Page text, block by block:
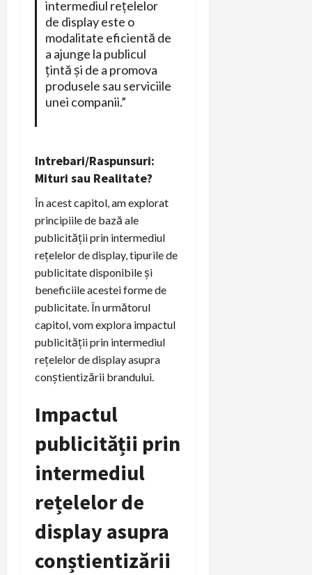
intermediul rețelelor
de display este o
modalitate eficientă de
a ajunge la publicul
țintă și de a promova
produsele sau serviciile
unei companii.”
Intrebari/Raspunsuri:
Mituri sau Realitate?
În acest capitol, am explorat
principiile de bază ale
publicității prin intermediul
rețelelor de display, tipurile de
publicitate disponibile și
beneficiile acestei forme de
publicitate. În următorul
capitol, vom explora impactul
publicității prin intermediul
rețelelor de display asupra
conștientizării brandului.
Impactul
publicității prin
intermediul
rețelelor de
display asupra
conștientizării